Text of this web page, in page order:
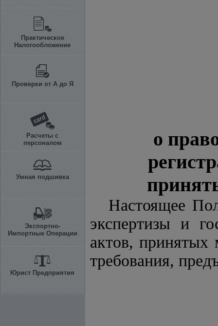
Практическое
Налогообложение
Проверки от А до Я
Расчеты с
персоналом
Умная подшивка
Экспортно-
Импортные Операции
Юрист Предприятия
о
Настоящее
экспертизы и
актов, принятых
требования,